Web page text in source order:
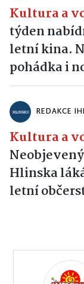
Kultura a
týden
letní kina.
pohádka i
REDAKCE
Kultura a
Hlinska
letní